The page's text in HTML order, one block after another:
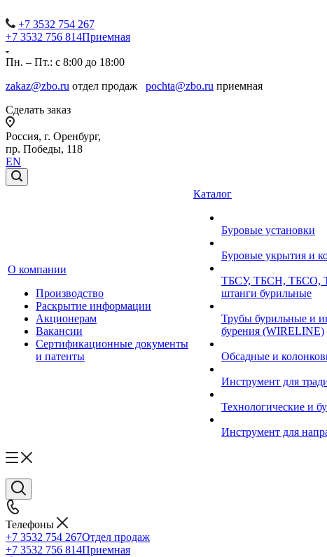
+7 3532 754 267
+7 3532 756 814Приемная
Пн. – Пт.: с 8:00 до 18:00
zakaz@zbo.ru отдел продаж pochta@zbo.ru приемная
Сделать заказ
Россия, г. Оренбург,
пр. Победы, 118
EN
О компании
Производство
Раскрытие информации
Акционерам
Вакансии
Сертификационные документы
и патенты
Каталог
Буровые установки
Буровые укрытия и
ТБСУ, ТБСН, ТБСО,
штанги бурильные
Трубы бурильные и
бурения (WIRELINE)
Обсадные и
Инструмент для
Технологические и
Инструмент для
Телефоны
+7 3532 754 267Отдел продаж
+7 3532 756 814Приемная